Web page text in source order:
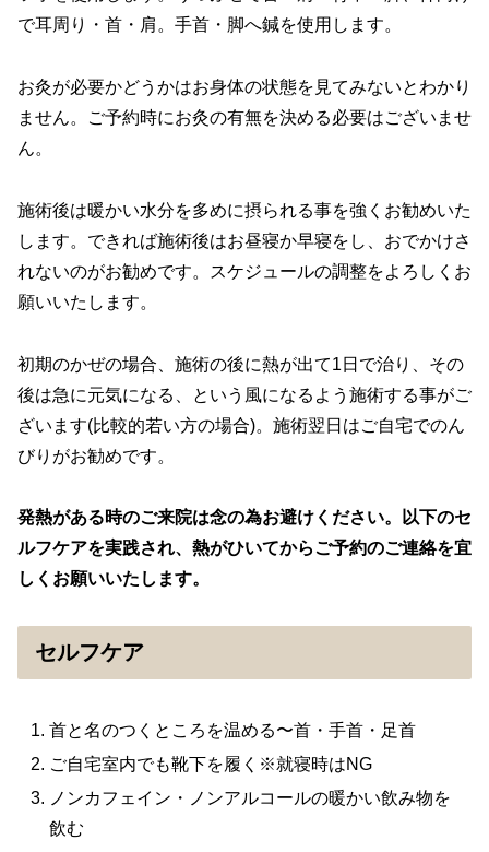
で耳周り・首・肩。手首・脚へ鍼を使用します。
お灸が必要かどうかはお身体の状態を見てみないとわかり
ません。ご予約時にお灸の有無を決める必要はございませ
ん。
施術後は暖かい水分を多めに摂られる事を強くお勧めいた
します。できれば施術後はお昼寝か早寝をし、おでかけさ
れないのがお勧めです。スケジュールの調整をよろしくお
願いいたします。
初期のかぜの場合、施術の後に熱が出て1日で治り、その
後は急に元気になる、という風になるよう施術する事がご
ざいます(比較的若い方の場合)。施術翌日はご自宅でのん
びりがお勧めです。
発熱がある時のご来院は念の為お避けください。以下のセ
ルフケアを実践され、熱がひいてからご予約のご連絡を宜
しくお願いいたします。
セルフケア
首と名のつくところを温める〜首・手首・足首
ご自宅室内でも靴下を履く※就寝時はNG
ノンカフェイン・ノンアルコールの暖かい飲み物を
飲む